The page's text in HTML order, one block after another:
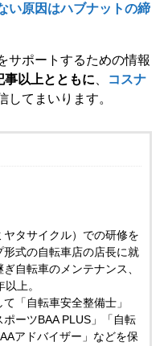
い原因はハブナットの締
サポートするための情報
事以上とともに
コスナ
してまいります。
タサイクル）での研修を
式の自転車店の店長に就
自転車のメンテナンス、
上。
「自転車安全整備士」
ポーツBAA PLUS」「自転
アドバイザー」などを保